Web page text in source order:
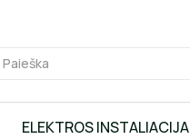
ELEKTROS INSTALIACIJA